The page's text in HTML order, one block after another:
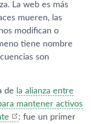
La web es más
mueren, las
modifican o
tiene nombre
son
de la alianza entre
mantener activos
: fue un primer